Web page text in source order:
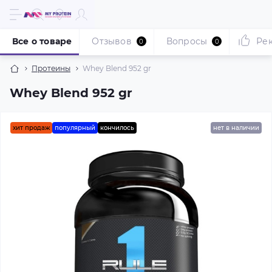
Протеины Whey Blend 952 gr
Whey Blend 952 gr
Все о товаре Отзывов 0 Вопросы 0
хит продаж популярный кончилось нет в наличии